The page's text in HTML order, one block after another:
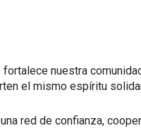
nuestra
el mismo espíritu
red de confianza,